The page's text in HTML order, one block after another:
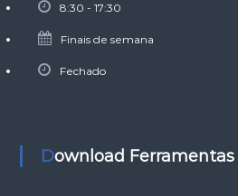
8:30 - 17:30
Finais de semana
Fechado
Download Ferramentas